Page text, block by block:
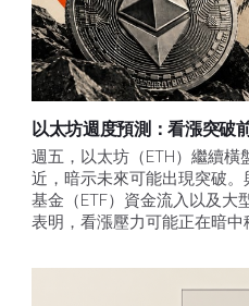
以太坊週度預測：看漲突破
週五，以太坊（ETH）繼續橫
近，暗示未來可能出現突破
基金（ETF）資金流入以及大
表明，看漲壓力可能正在暗中